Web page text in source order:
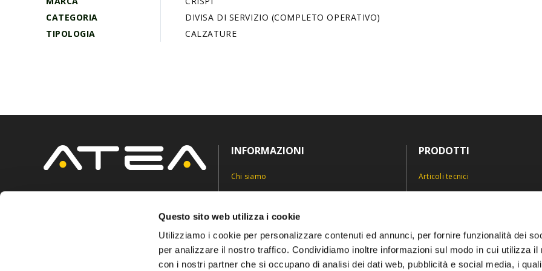
Questo sito web utilizza i cookie
Utilizziamo i cookie per personalizzare contenuti ed annunci, per fornire funzionalità dei
per analizzare il nostro traffico. Condividiamo inoltre informazioni sul modo in cui utilizza il
con i nostri partner che si occupano di analisi dei dati web, pubblicità e social media, i
CATEGORIA
DIVISA DI SERVIZIO (COMPLETO OPERATIVO)
TIPOLOGIA
CALZATURE
INFORMAZIONI
Chi siamo
Contatti
Privacy Policy
Cookie Policy
PRODOTTI
Articoli tecnici
Antinfortunistica
Personalizzazioni